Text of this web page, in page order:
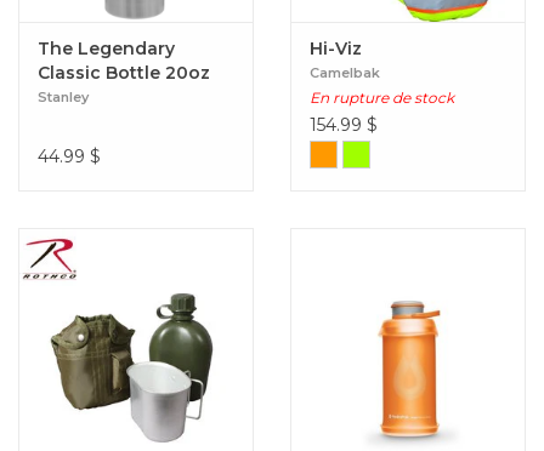
The Legendary
Classic Bottle 20oz
Stanley
44.99 $
Hi-Viz
Camelbak
En rupture de stock
154.99 $